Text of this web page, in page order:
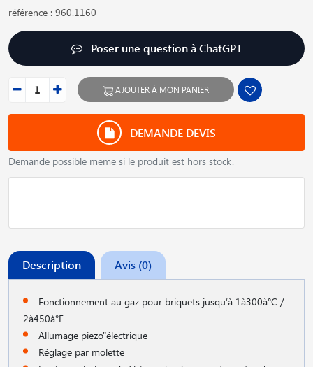
référence : 960.1160
Poser une question à ChatGPT
AJOUTER À MON PANIER
DEMANDE DEVIS
Demande possible meme si le produit est hors stock.
Description Avis (0)
Fonctionnement au gaz pour briquets jusqu′à 1à300à°C /
2à450à°F
Allumage piezo"électrique
Réglage par molette